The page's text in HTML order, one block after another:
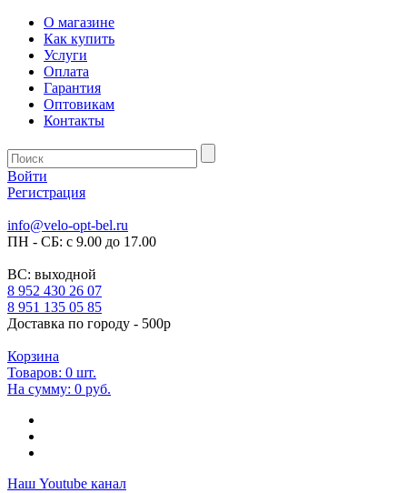
О магазине
Как купить
Услуги
Оплата
Гарантия
Оптовикам
Контакты
Войти
Регистрация
info@velo-opt-bel.ru
ПН - СБ: с 9.00 до 17.00
ВС: выходной
8 952 430 26 07
8 951 135 05 85
Доставка по городу - 500р
Корзина
Товаров: 0 шт.
На сумму: 0 руб.
Наш Youtube канал